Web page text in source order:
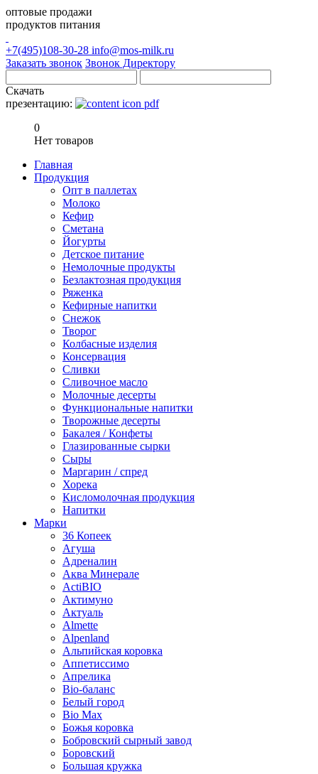
оптовые продажи
продуктов питания
+7(495)108-30-28 info@mos-milk.ru
Заказать звонок Звонок Директору
Скачать
презентацию:
0
Нет товаров
Главная
Продукция
Опт в паллетах
Молоко
Кефир
Сметана
Йогурты
Детское питание
Немолочные продукты
Безлактозная продукция
Ряженка
Кефирные напитки
Снежок
Творог
Колбасные изделия
Консервация
Сливки
Сливочное масло
Молочные десерты
Функциональные напитки
Творожные десерты
Бакалея / Конфеты
Глазированные сырки
Сыры
Маргарин / спред
Хорека
Кисломолочная продукция
Напитки
Марки
36 Копеек
Агуша
Адреналин
Аква Минерале
ActiBIO
Актимуно
Актуаль
Almette
Alpenland
Альпийская коровка
Аппетиссимо
Апрелика
Bio-баланс
Белый город
Bio Max
Божья коровка
Бобровский сырный завод
Боровский
Большая кружка